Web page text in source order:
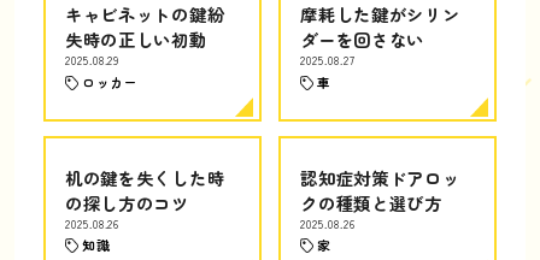
キャビネットの鍵紛
失時の正しい初動
2025.08.29
ロッカー
摩耗した鍵がシリン
ダーを回さない
2025.08.27
車
机の鍵を失くした時
の探し方のコツ
2025.08.26
知識
認知症対策ドアロッ
クの種類と選び方
2025.08.26
家